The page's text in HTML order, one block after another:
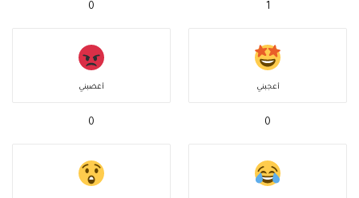
1
0
أعجبني
0
أغضبني
0